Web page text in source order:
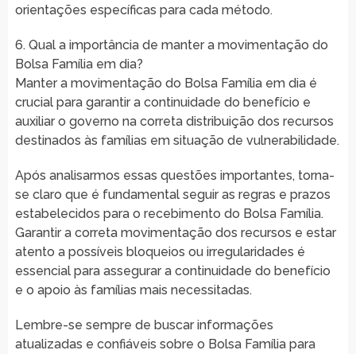
orientações específicas para cada método.
6. Qual a importância de manter a movimentação do
Bolsa Família em dia?
Manter a movimentação do Bolsa Família em dia é
crucial para garantir a continuidade do benefício e
auxiliar o governo na correta distribuição dos recursos
destinados às famílias em situação de vulnerabilidade.
Após analisarmos essas questões importantes, torna-
se claro que é fundamental seguir as regras e prazos
estabelecidos para o recebimento do Bolsa Família.
Garantir a correta movimentação dos recursos e estar
atento a possíveis bloqueios ou irregularidades é
essencial para assegurar a continuidade do benefício
e o apoio às famílias mais necessitadas.
Lembre-se sempre de buscar informações
atualizadas e confiáveis sobre o Bolsa Família para